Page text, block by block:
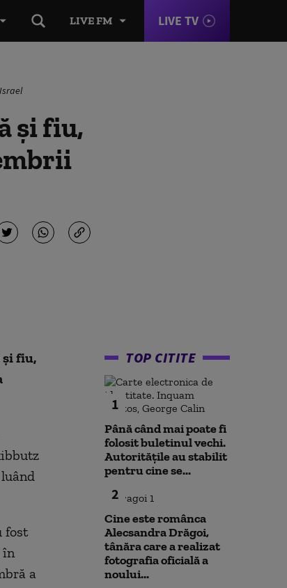
LIVE FM LIVE TV
și fiu,
și fiu,
fost
în
a
TOP CITITE
1
Până când mai poate fi
folosit buletinul vechi.
Autoritățile au stabilit
pentru cine se...
2
Cine este românca
Alecsandra Drăgoi,
tânăra care a realizat
fotografia oficială a
noului...